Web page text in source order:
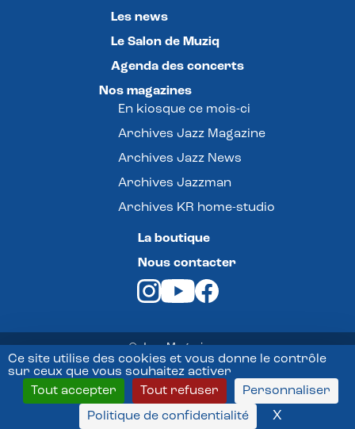
Ce site utilise des cookies et vous donne le contrôle
sur ceux que vous souhaitez activer
Tout accepter
Tout refuser
Personnaliser
Politique de confidentialité
X
Les news
Le Salon de Muziq
Agenda des concerts
Nos magazines
En kiosque ce mois-ci
Archives Jazz Magazine
Archives Jazz News
Archives Jazzman
Archives KR home-studio
La boutique
Nous contacter
© Jazz Magazine -
Mentions légales
Conditions Générales de vente
Politique de confidentialité